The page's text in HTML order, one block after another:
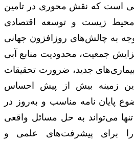
است که نقش محوری در تامین
محیط زیست و توسعه اقتصادی
به چالش‌های روزافزون جهانی
جمعیت، محدودیت منابع آبی
جدید، ضرورت تحقیقات
زمینه بیش از پیش احساس
پایان نامه مناسب و به‌روز در
می‌تواند به حل مسائل واقعی
برای پیشرفت‌های علمی و